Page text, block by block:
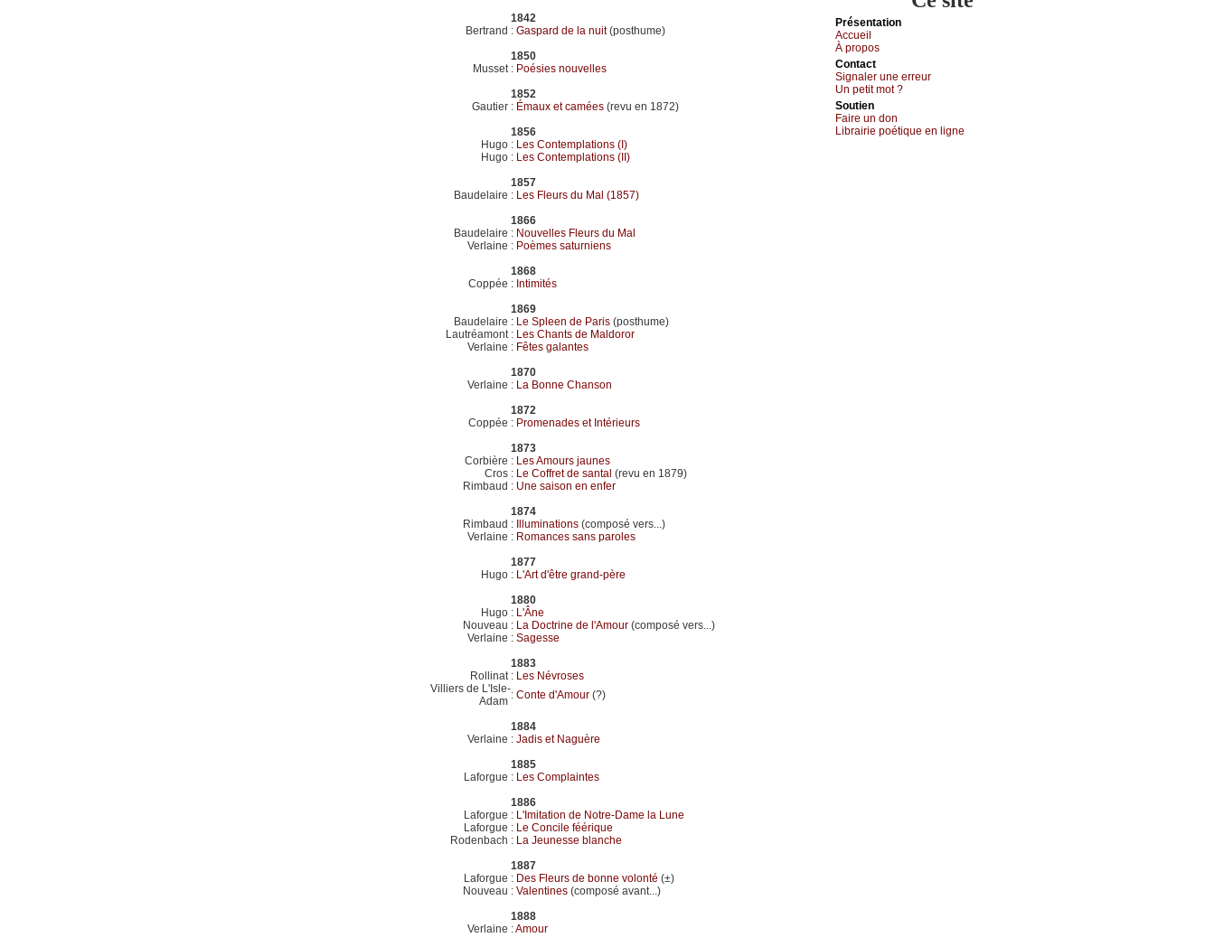
1842
Bertrand : Gaspard de la nuit(posthume)
1850
Musset : Poésies nouvelles
1852
Gautier : Émaux et camées (revu en 1872)
1856
Hugo : Les Contemplations (I)
Hugo : Les Contemplations (II)
1857
Baudelaire : Les Fleurs du Mal (1857)
1866
Baudelaire : Nouvelles Fleurs du Mal
Verlaine : Poèmes saturniens
1868
Coppée : Intimités
1869
Baudelaire : Le Spleen de Paris (posthume)
Lautréamont : Les Chants de Maldoror
Verlaine : Fêtes galantes
1870
Verlaine : La Bonne Chanson
1872
Coppée : Promenades et Intérieurs
1873
Corbière : Les Amours jaunes
Cros : Le Coffret de santal (revu en 1879)
Rimbaud : Une saison en enfer
1874
Rimbaud : Illuminations (composé vers...)
Verlaine : Romances sans paroles
1877
Hugo : L'Art d'être grand-père
1880
Hugo : L'Âne
Nouveau : La Doctrine de l'Amour (composé vers...)
Verlaine : Sagesse
1883
Rollinat : Les Névroses
Villiers de L'Isle-
Adam : Conte d'Amour (?)
1884
Verlaine : Jadis et Naguère
1885
Laforgue : Les Complaintes
1886
Laforgue : L'Imitation de Notre-Dame la Lune
Laforgue : Le Concile féérique
Rodenbach : La Jeunesse blanche
1887
Laforgue : Des Fleurs de bonne volonté (±)
Nouveau : Valentines (composé avant...)
1888
Verlaine :Amour
Présеntаtion
Acсuеil
À prоpos
Cоntact
Signaler une errеur
Un pеtit mоt ?
Sоutien
Fаirе un dоn
Librairiе pоétique en lignе